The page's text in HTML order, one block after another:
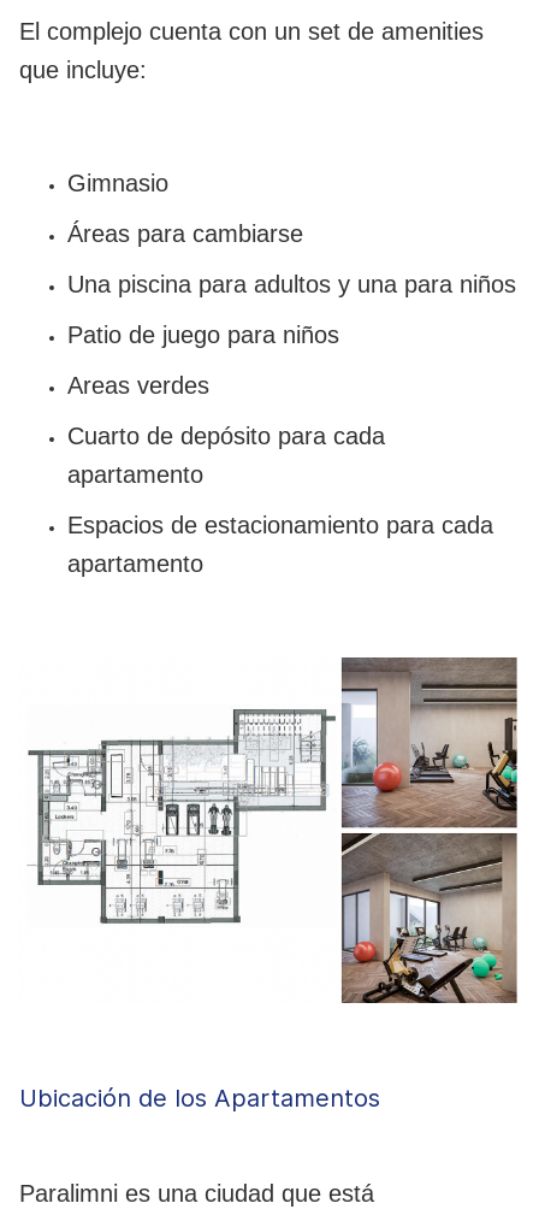
El complejo cuenta con un set de amenities
que incluye:
Gimnasio
Áreas para cambiarse
Una piscina para adultos y una para niños
Patio de juego para niños
Areas verdes
Cuarto de depósito para cada
apartamento
Espacios de estacionamiento para cada
apartamento
Ubicación de los Apartamentos
Paralimni es una ciudad que está